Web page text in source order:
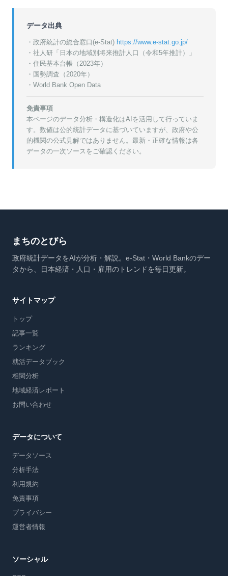
データ出典
・政府統計の総合窓口(e-Stat) https://www.e-stat.go.jp/
・ 社人研「日本の地域別将来推計人口（令和5年推計）」
・ 住民基本台帳（2023年）
・ 国勢調査（2020年）
・World Bank Open Data
免責事項
本ページのデータ分析・構造化はAIを活用して行っていま
す。数値は公的統計データに基づいていますが、政府や公
的機関の公式見解ではありません。最新・正確な情報は各
データの一次ソースをご確認ください。
まちのとびら
政府統計データをAIが分析・解説。e-Stat・World Bankのデー
タから、日本経済・人口・雇用のトレンドを毎日更新。
サイトマップ
トップ
記事一覧
ランキング
就活データブック
相関分析
地域経済レポート
お問い合わせ
データについて
データソース
分析手法
利用規約
免責事項
プライバシー
運営者情報
ソーシャル